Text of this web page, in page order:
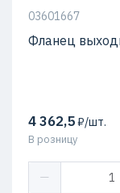
03601667
Фланец
4 362,5₽/шт.
В розницу